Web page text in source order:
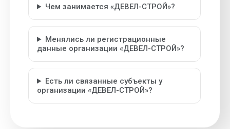
Чем занимается «ДЕВЕЛ-СТРОЙ»?
Менялись ли регистрационные
данные организации «ДЕВЕЛ-СТРОЙ»?
Есть ли связанные субъекты у
организации «ДЕВЕЛ-СТРОЙ»?